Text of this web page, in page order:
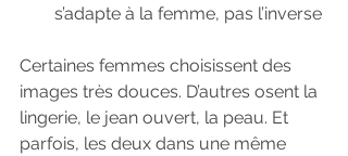
s’adapte à la femme, pas l’inverse
Certaines femmes choisissent des
images très douces. D’autres osent la
lingerie, le jean ouvert, la peau. Et
parfois, les deux dans une même